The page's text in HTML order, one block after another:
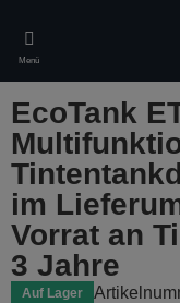
main
content
Menü
EcoTank
im
Vorrat an
3 Jahre
Auf Lager